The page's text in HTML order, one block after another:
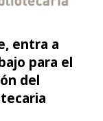
entra a
para el
del